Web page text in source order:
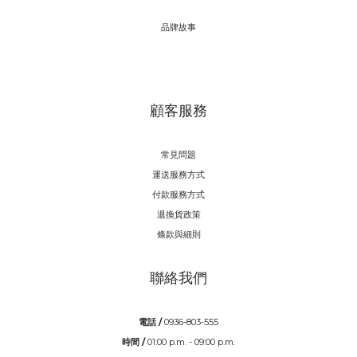
品牌故事
顧客服務
常見問題
運送服務方式
付款服務方式
退換貨政策
條款與細則
聯絡我們
電話 /0936-803-555
時間 /01:00 p.m. - 09:00 p.m.